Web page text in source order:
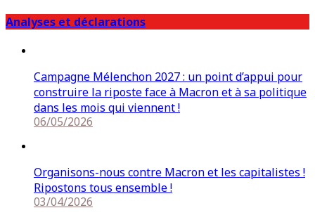
Analyses et déclarations
Campagne Mélenchon 2027 : un point d’appui pour
construire la riposte face à Macron et à sa politique
dans les mois qui viennent !
06/05/2026
Organisons-nous contre Macron et les capitalistes !
Ripostons tous ensemble !
03/04/2026